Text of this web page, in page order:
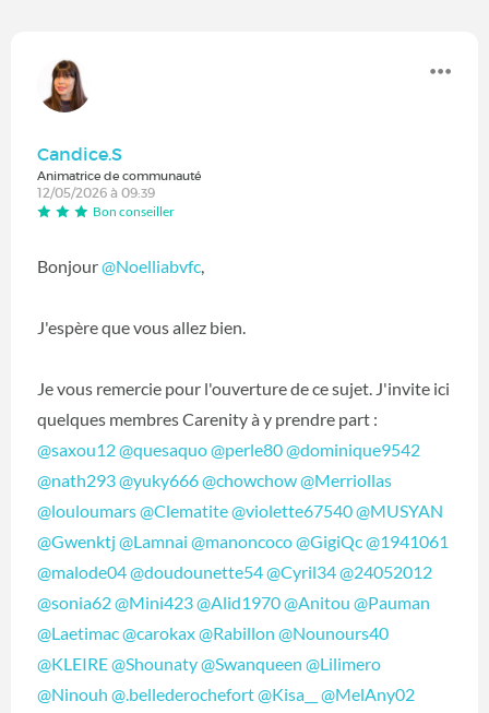
Candice.S
Animatrice de communauté
12/05/2026 à 09:39
Bon conseiller
Bonjour@Noelliabvfc,
J'espère que vous allez bien.
Je vous remercie pour l'ouverture de ce sujet. J'invite ici
quelques membres Carenity à y prendre part :
@saxou12@quesaquo@perle80@dominique9542
@nath293@yuky666@chowchow@Merriollas
@louloumars@Clematite@violette67540@MUSYAN
@Gwenktj @Lamnai @manoncoco@GigiQc@1941061
@malode04@doudounette54@Cyril34@24052012
@sonia62@Mini423@Alid1970@Anitou @Pauman
@Laetimac@carokax@Rabillon @Nounours40
@KLEIRE@Shounaty@Swanqueen @Lilimero
@Ninouh @.bellederochefort@Kisa__
@MelAny02